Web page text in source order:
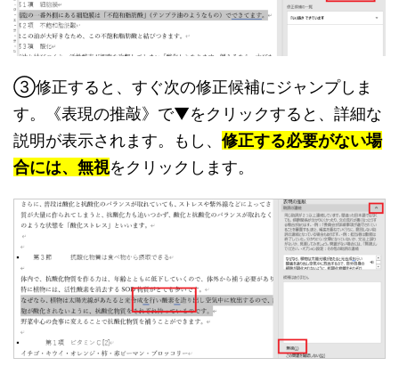
③修正すると、すぐ次の修正候補にジャンプしま
す。《表現の推敲》で▼をクリックすると、詳細な
説明が表示されます。もし、 修正する必要がない場
合には、無視をクリックします。